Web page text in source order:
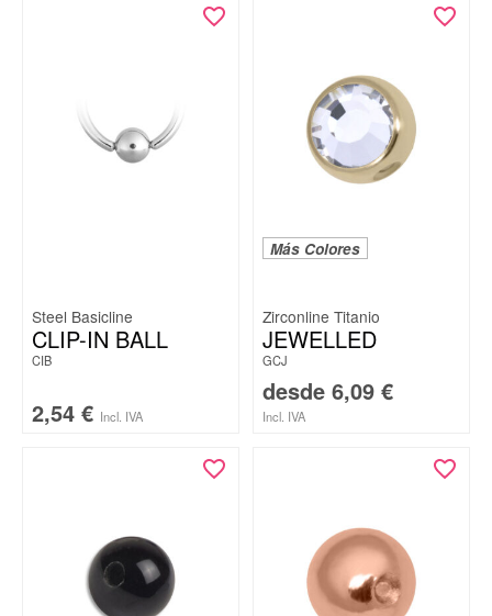
Steel Basicline
CLIP-IN BALL
CIB
2,54 € Incl. IVA
Más Colores
Zirconline Titanio
JEWELLED
GCJ
desde 6,09 €
Incl. IVA